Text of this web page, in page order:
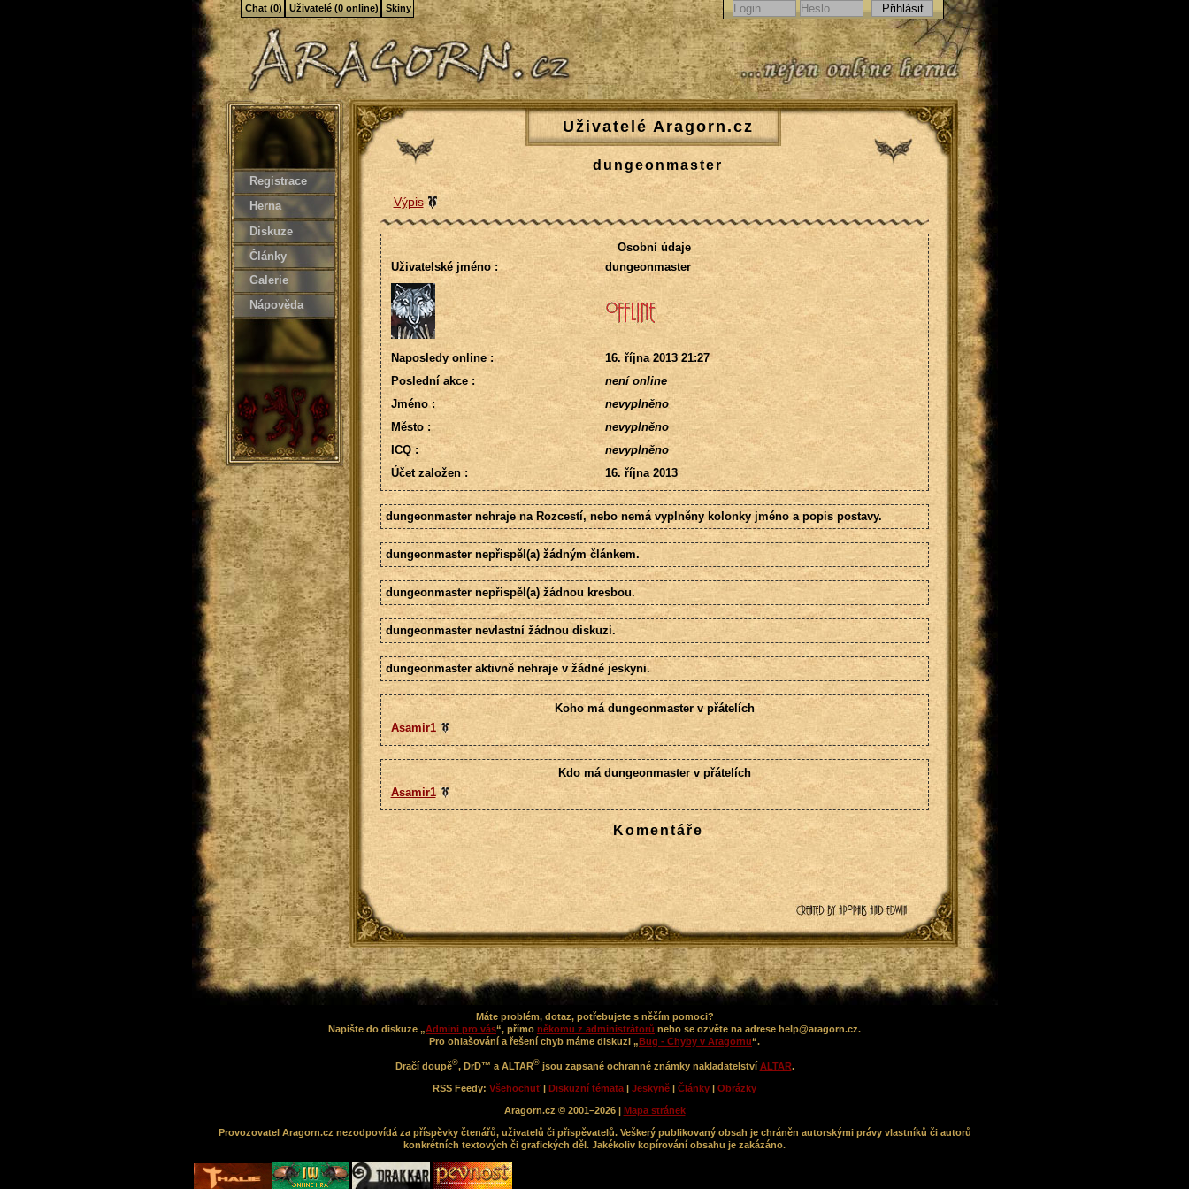
Registrace
Herna
Diskuze
Články
Galerie
Nápověda
Uživatelé Aragorn.cz
dungeonmaster
Výpis
Osobní údaje
Uživatelské jméno :
dungeonmaster
Naposledy online :
16. října 2013 21:27
Poslední akce :
není online
Jméno :
nevyplněno
Město :
nevyplněno
ICQ :
nevyplněno
Účet založen :
16. října 2013
dungeonmaster nehraje na Rozcestí, nebo nemá vyplněny kolonky jméno a popis postavy.
dungeonmaster nepřispěl(a) žádným článkem.
dungeonmaster nepřispěl(a) žádnou kresbou.
dungeonmaster nevlastní žádnou diskuzi.
dungeonmaster aktivně nehraje v žádné jeskyni.
Koho má dungeonmaster v přátelích
Asamir1
Kdo má dungeonmaster v přátelích
Asamir1
Komentáře
Máte problém, dotaz, potřebujete s něčím pomoci?
Napište do diskuze „Admini pro vás“, přímo někomu z administrátorů nebo se ozvěte na adrese help@aragorn.cz.
Pro ohlašování a řešení chyb máme diskuzi „Bug - Chyby v Aragornu“.
Dračí doupě®, DrD™ a ALTAR®jsou zapsané ochranné známky nakladatelství ALTAR.
RSS Feedy: Všehochuť| Diskuzní témata | Jeskyně | Články | Obrázky
Aragorn.cz © 2001–2026 | Mapa stránek
Provozovatel Aragorn.cz nezodpovídá za příspěvky čtenářů, uživatelů či přispěvatelů. Veškerý publikovaný obsah je chráněn autorskými právy vlastníků či autorů
konkrétních textových či grafických děl. Jakékoliv kopírování obsahu je zakázáno.
Chat (0) Uživatelé (0 online) Skiny